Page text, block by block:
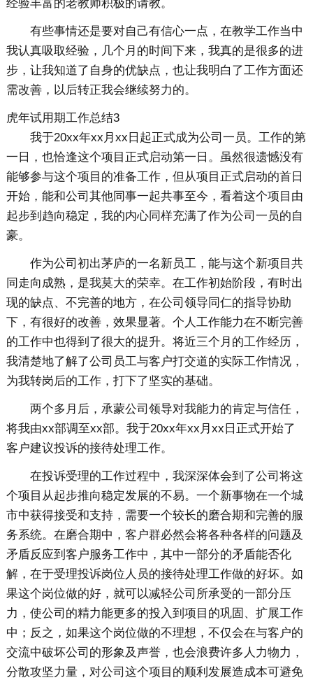
经验丰富的老教师积极的请教。
有些事情还是要对自己有信心一点，在教学工作当中
我认真吸取经验，几个月的时间下来，我真的是很多的进
步，让我知道了自身的优缺点，也让我明白了工作方面还
需改善，以后转正我会继续努力的。
虎年试用期工作总结3
我于20xx年xx月xx日起正式成为公司一员。工作的第
一日，也恰逢这个项目正式启动第一日。虽然很遗憾没有
能够参与这个项目的准备工作，但从项目正式启动的首日
开始，能和公司其他同事一起共事至今，看着这个项目由
起步到趋向稳定，我的内心同样充满了作为公司一员的自
豪。
作为公司初出茅庐的一名新员工，能与这个新项目共
同走向成熟，是我莫大的荣幸。在工作初始阶段，有时出
现的缺点、不完善的地方，在公司领导同仁的指导协助
下，有很好的改善，效果显著。个人工作能力在不断完善
的工作中也得到了很大的提升。将近三个月的工作经历，
我清楚地了解了公司员工与客户打交道的实际工作情况，
为我转岗后的工作，打下了坚实的基础。
两个多月后，承蒙公司领导对我能力的肯定与信任，
将我由xx部调至xx部。我于20xx年xx月xx日正式开始了
客户建议投诉的接待处理工作。
在投诉受理的工作过程中，我深深体会到了公司将这
个项目从起步推向稳定发展的不易。一个新事物在一个城
市中获得接受和支持，需要一个较长的磨合期和完善的服
务系统。在磨合期中，客户群必然会将各种各样的问题及
矛盾反应到客户服务工作中，其中一部分的矛盾能否化
解，在于受理投诉岗位人员的接待处理工作做的好坏。如
果这个岗位做的好，就可以减轻公司所承受的一部分压
力，使公司的精力能更多的投入到项目的巩固、扩展工作
中；反之，如果这个岗位做的不理想，不仅会在与客户的
交流中破坏公司的形象及声誉，也会浪费许多人力物力，
分散攻坚力量，对公司这个项目的顺利发展造成本可避免